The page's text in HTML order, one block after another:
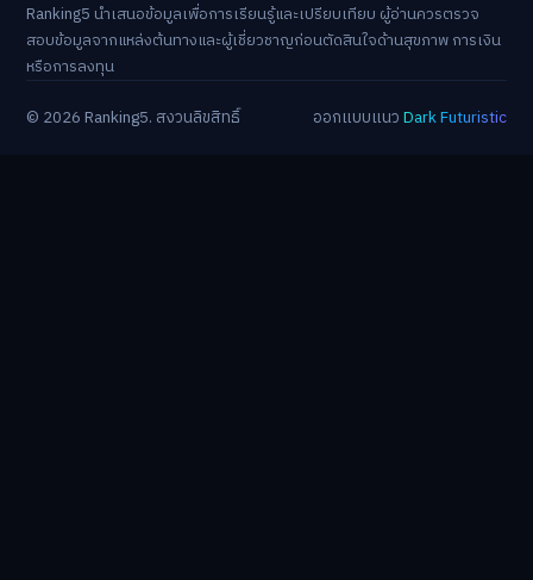
Ranking5 นำเสนอข้อมูลเพื่อการเรียนรู้และเปรียบเทียบ ผู้อ่านควรตรวจ
สอบข้อมูลจากแหล่งต้นทางและผู้เชี่ยวชาญก่อนตัดสินใจด้านสุขภาพ การเงิน
หรือการลงทุน
© 2026 Ranking5. สงวนลิขสิทธิ์
ออกแบบแนวDark Futuristic